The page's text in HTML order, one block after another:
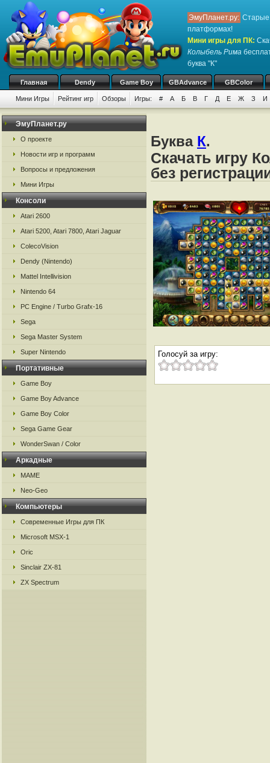
ЭмуПланет.ру: Старые
платформах!
Мини игры для ПК:
Колыбель Рима
буква "К"
Главная Dendy Game Boy GBAdvance GBColor
Мини Игры Рейтинг игр Обзоры Игры: # А Б В Г Д Е Ж З И
ЭмуПланет.ру
О проекте
Новости игр и программ
Вопросы и предложения
Мини Игры
Консоли
Atari 2600
Atari 5200, Atari 7800, Atari Jaguar
ColecoVision
Dendy (Nintendo)
Mattel Intellivision
Nintendo 64
PC Engine / Turbo Grafx-16
Sega
Sega Master System
Super Nintendo
Портативные
Game Boy
Game Boy Advance
Game Boy Color
Sega Game Gear
WonderSwan / Color
Аркадные
MAME
Neo-Geo
Компьютеры
Современные Игры для ПК
Microsoft MSX-1
Oric
Sinclair ZX-81
ZX Spectrum
Буква К.
Скачать игру
без
Голосуй за игру: